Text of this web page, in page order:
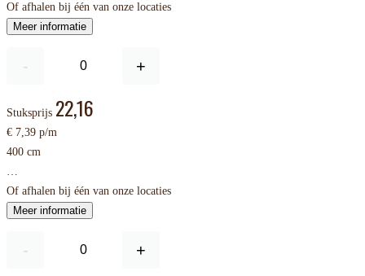
Of afhalen bij één van onze locaties
Meer informatie
- +
Stuksprijs 22,16
€ 7,39 p/m
400 cm
…
Of afhalen bij één van onze locaties
Meer informatie
- +